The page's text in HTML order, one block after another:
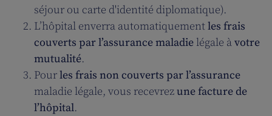
séjour ou carte d'identité diplomatique).
L’hôpital enverra automatiquementles frais
couverts par l’assurance maladielégale àvotre
mutualité.
Pourles frais non couverts par l’assurance
maladie légale, vous recevrezune facture de
l’hôpital.